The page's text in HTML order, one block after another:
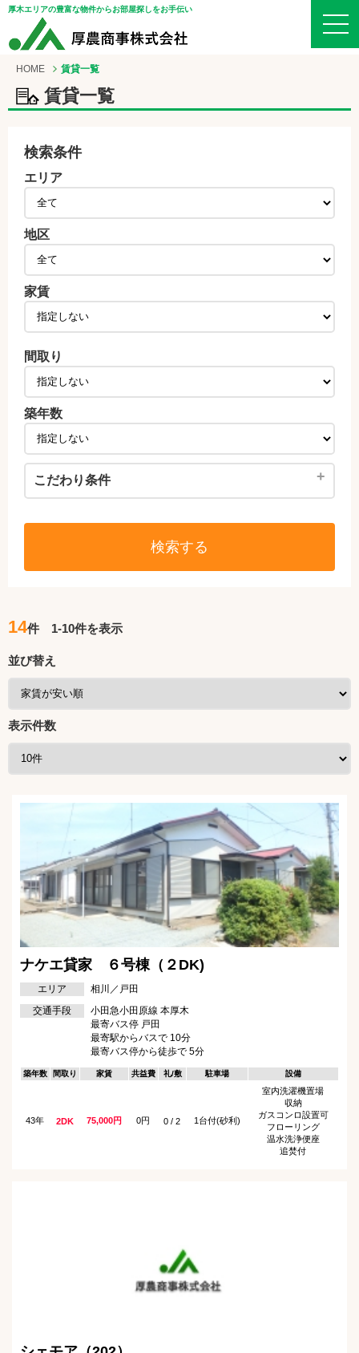
厚木エリアの豊富な物件からお部屋探しをお手伝い
HOME 賃貸一覧
賃貸一覧
検索条件
エリア
地区
家賃
間取り
築年数
こだわり条件 +
検索する
14件 1-10件を表示
並び替え
表示件数
ナケエ貸家 ６号棟（２DK)
エリア
相川／戸田
交通手段
小田急小田原線 本厚木
最寄バス停 戸田
最寄駅からバスで 10分
最寄バス停から徒歩で 5分
築年数 間取り 家賃 共益費 礼/敷 駐車場 設備
43年 2DK 75,000円 0円 0 / 2 1台付(砂利)
室内洗濯機置場
収納
ガスコンロ設置可
フローリング
温水洗浄便座
追焚付